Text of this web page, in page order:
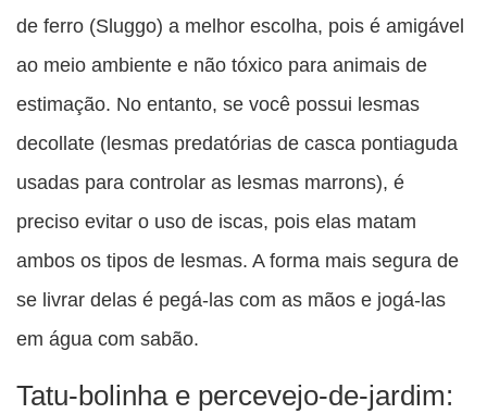
de ferro (Sluggo) a melhor escolha, pois é amigável
ao meio ambiente e não tóxico para animais de
estimação. No entanto, se você possui lesmas
decollate (lesmas predatórias de casca pontiaguda
usadas para controlar as lesmas marrons), é
preciso evitar o uso de iscas, pois elas matam
ambos os tipos de lesmas. A forma mais segura de
se livrar delas é pegá-las com as mãos e jogá-las
em água com sabão.
Tatu-bolinha e percevejo-de-jardim: